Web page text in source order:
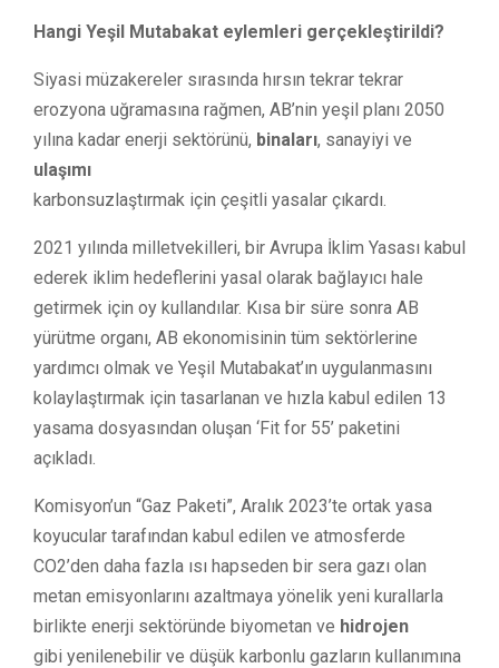
Hangi Yeşil Mutabakat eylemleri gerçekleştirildi?
Siyasi müzakereler sırasında hırsın tekrar tekrar
erozyona uğramasına rağmen, AB’nin yeşil planı 2050
yılına kadar enerji sektörünü, binaları, sanayiyi ve
ulaşımı
karbonsuzlaştırmak için çeşitli yasalar çıkardı.
2021 yılında milletvekilleri, bir Avrupa İklim Yasası kabul
ederek iklim hedeflerini yasal olarak bağlayıcı hale
getirmek için oy kullandılar. Kısa bir süre sonra AB
yürütme organı, AB ekonomisinin tüm sektörlerine
yardımcı olmak ve Yeşil Mutabakat’ın uygulanmasını
kolaylaştırmak için tasarlanan ve hızla kabul edilen 13
yasama dosyasından oluşan ‘Fit for 55’ paketini
açıkladı.
Komisyon’un “Gaz Paketi”, Aralık 2023’te ortak yasa
koyucular tarafından kabul edilen ve atmosferde
CO2’den daha fazla ısı hapseden bir sera gazı olan
metan emisyonlarını azaltmaya yönelik yeni kurallarla
birlikte enerji sektöründe biyometan ve hidrojen
gibi yenilenebilir ve düşük karbonlu gazların kullanımına